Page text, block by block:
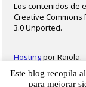
Los contenidos de
Creative Commons
3.0 Unported.
Hostingpor Raiola.
2023 - Christian
Este blog recopila
para mejorar